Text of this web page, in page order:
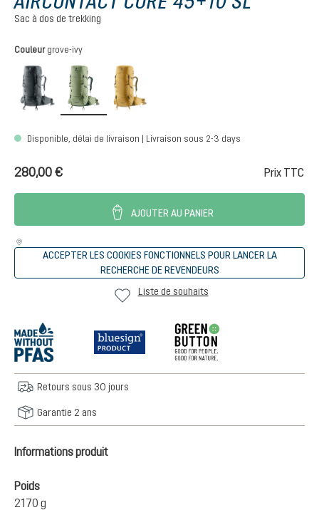
Sac à dos de trekking
Sélectionnez
Couleur grove-ivy
graphite grove-ivy
Disponible, délai de livraison | Livraison sous 2-3 days
280,00 € Prix TTC
AJOUTER AU PANIER
ACCEPTER LES COOKIES FONCTIONNELS POUR LANCER LA
RECHERCHE DE REVENDEURS
Liste de souhaits
Retours sous 30 jours
Garantie 2 ans
Informations produit
Poids
2170 g